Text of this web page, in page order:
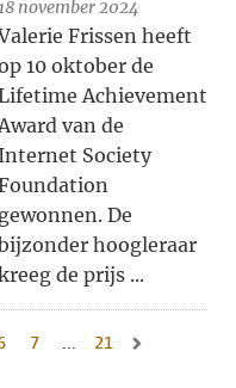
november 2024
Frissen heeft
10 oktober de
Achievement
van de
Society
gewonnen. De
hoogleraar
de prijs ...
pagina
pagina
Naar pagina
Naar pagina
7 ... Naar laatste
21